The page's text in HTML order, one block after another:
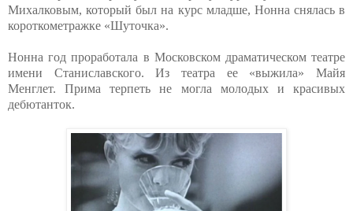
Михалковым, который был на курс младше, Нонна снялась в
короткометражке «Шуточка».
Нонна год проработала в Московском драматическом театре
имени Станиславского. Из театра ее «выжила» Майя
Менглет. Прима терпеть не могла молодых и красивых
дебютанток.